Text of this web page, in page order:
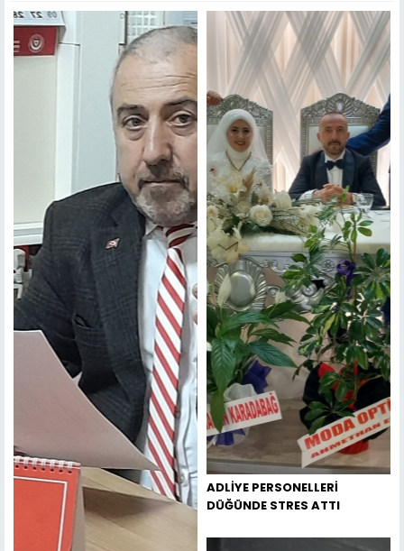
ADLİYE PERSONELLERİ
DÜĞÜNDE STRES ATTI